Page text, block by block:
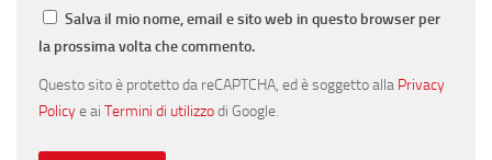
Salva il mio nome, email e sito web in questo browser per
la prossima volta che commento.
Questo sito è protetto da reCAPTCHA, ed è soggetto alla Privacy
Policye ai Termini di utilizzodi Google.